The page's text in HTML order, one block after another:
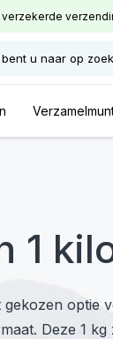
u naar op
1
gekozen optie
Deze 1